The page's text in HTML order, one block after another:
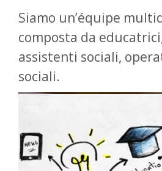
Siamo un’équipe
composta da
assistenti sociali,
sociali.